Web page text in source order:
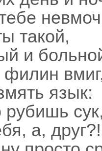
такой,
и
язык:
а, друг?!